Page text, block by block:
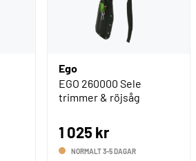
Ego
EGO 260000 Sele
trimmer & röjsåg
1 025 kr
NORMALT 3-5 DAGAR